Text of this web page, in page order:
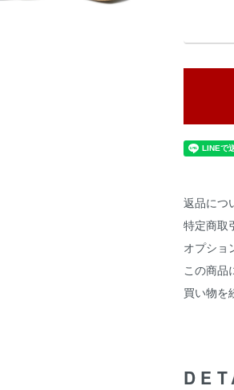
返品につ
特定商取
オプショ
この商品
買い物を